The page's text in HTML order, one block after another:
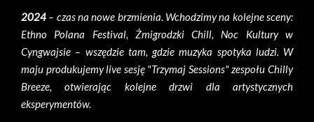
2024 – czas na nowe brzmienia. Wchodzimy na kolejne sceny:
Ethno Polana Festival, Żmigrodzki Chill, Noc Kultury w
Cyngwajsie – wszędzie tam, gdzie muzyka spotyka ludzi. W
maju produkujemy live sesję "Trzymaj Sessions" zespołu Chilly
Breeze, otwierając kolejne drzwi dla artystycznych
eksperymentów.